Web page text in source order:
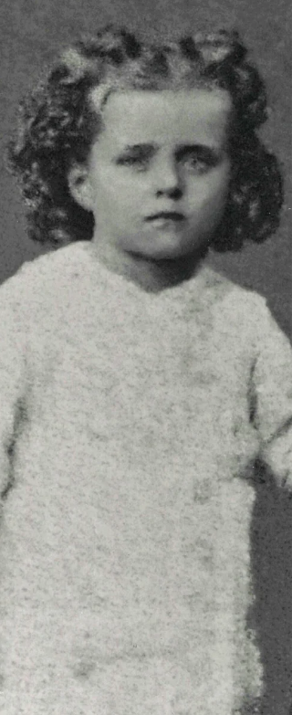
Brief von Zelié Martin an ihre Schwägerin am 3.
Januar 1873 (CF 84) Mein kleines Mädchen kam
gestern, Donnerstag, um halb zwölf Uhr...